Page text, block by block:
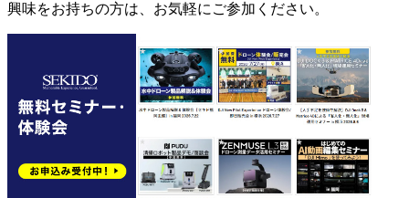
興味をお持ちの方は、お気軽にご参加ください。